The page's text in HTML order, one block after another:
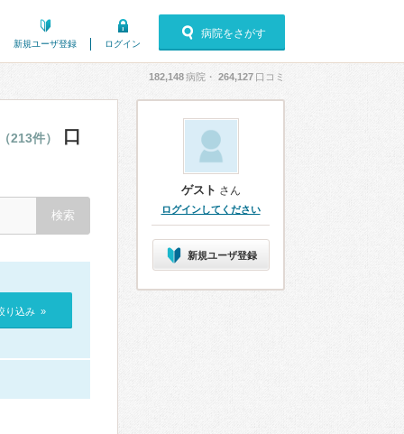
新規ユーザ登録 ログイン
病院をさがす
182,148病院・ 264,127 口コミ
213件） 口
り込み »
ゲスト さん
ログインしてください
新規ユーザ登録